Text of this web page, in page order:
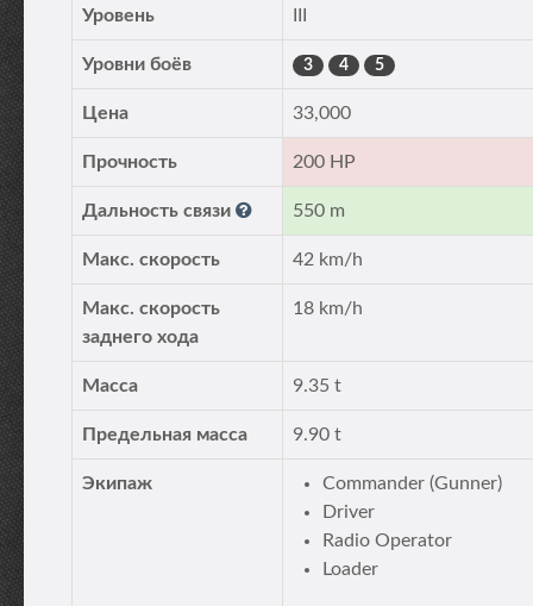
Уровень
Уровни боёв 3 4 5
Цена 33,000
Прочность 200 HP
Дальность связи 550 m
Макс. скорость 42 km/h
Макс. скорость
заднего хода
18 km/h
Масса 9.35 t
Предельная масса 9.90 t
Экипаж
Commander (Gunner)
Driver
Radio Operator
Loader